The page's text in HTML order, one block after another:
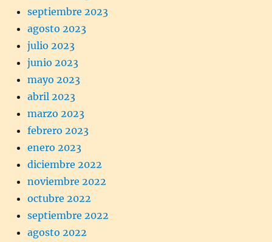
septiembre 2023
agosto 2023
julio 2023
junio 2023
mayo 2023
abril 2023
marzo 2023
febrero 2023
enero 2023
diciembre 2022
noviembre 2022
octubre 2022
septiembre 2022
agosto 2022